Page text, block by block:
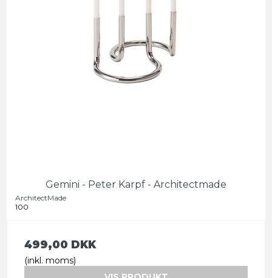
Gemini - Peter Karpf - Architectmade
ArchitectMade
100
499,00 DKK
(inkl. moms)